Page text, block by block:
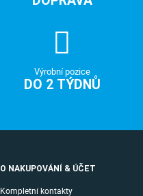
Výrobní pozice
DO 2 TÝDNŮ
O NAKUPOVÁNÍ & ÚČET
Kompletní kontakty